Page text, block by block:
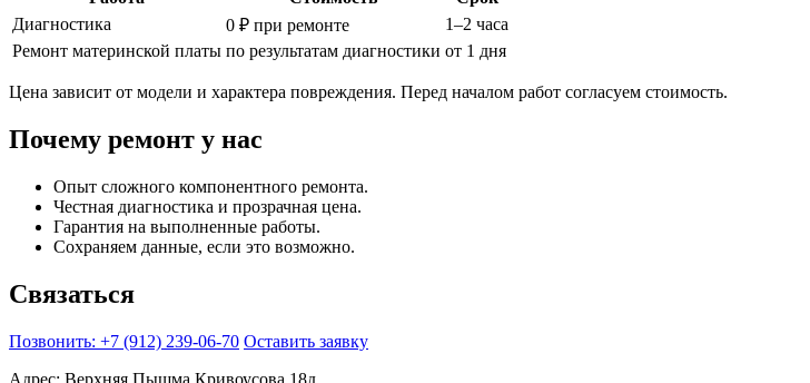
Диагностика
0 ₽ при ремонте
1–2 часа
Ремонт материнской платы по результатам диагностики от 1 дня
Цена зависит от модели и характера повреждения. Перед началом работ согласуем стоимость.
Почему ремонт у нас
Опыт сложного компонентного ремонта.
Честная диагностика и прозрачная цена.
Гарантия на выполненные работы.
Сохраняем данные, если это возможно.
Связаться
Позвонить: +7 (912) 239-06-70 Оставить заявку
Адрес: Верхняя Пышма Кривоусова 18д.